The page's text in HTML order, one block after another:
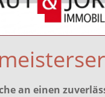
an einen